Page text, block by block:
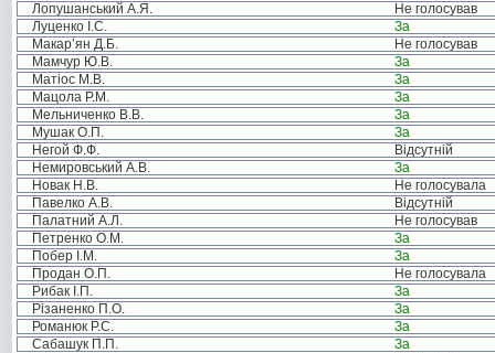
Лопушанський А.Я.
Не голосував
Луценко І.С.
За
Макар’ян Д.Б.
Не голосував
Мамчур Ю.В.
За
Матіос М.В.
За
Мацола Р.М.
За
Мельниченко В.В.
За
Мушак О.П.
За
Негой Ф.Ф.
Відсутній
Немировський А.В.
За
Новак Н.В.
Не голосувала
Павелко А.В.
Відсутній
Палатний А.Л.
Не голосував
Петренко О.М.
За
Побер І.М.
За
Продан О.П.
Не голосувала
Рибак І.П.
За
Різаненко П.О.
За
Романюк Р.С.
За
Сабашук П.П.
За